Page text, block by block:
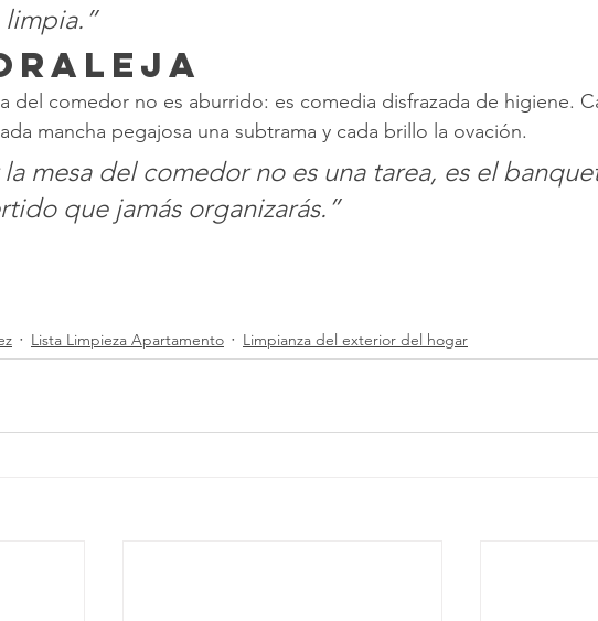
del comedor no es aburrido: es comedia disfrazada de higiene.
mancha pegajosa una subtrama y cada brillo la ovación.
la mesa del comedor no es una tarea, es el
que jamás organizarás.”
Lista Limpieza Apartamento Limpianza del exterior del hogar